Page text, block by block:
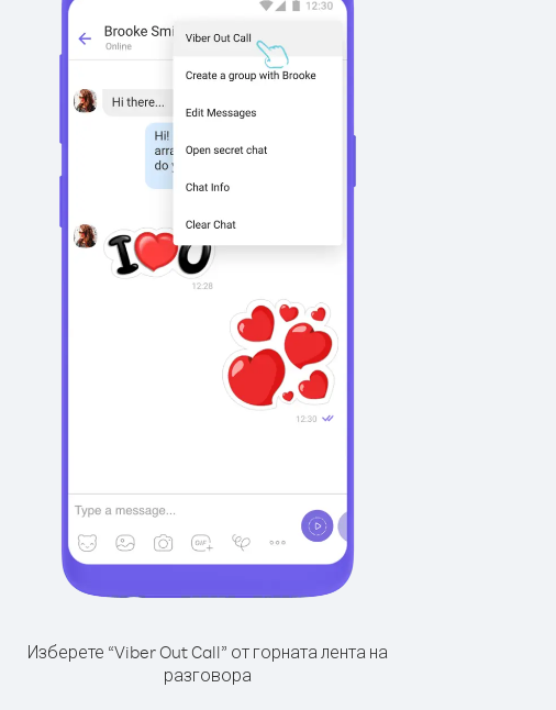
Изберете “Viber Out Call” от горната лента на
разговора